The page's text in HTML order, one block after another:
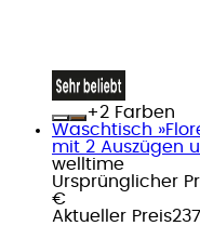
+
Farben
Waschtisch
mit 2 Auszügen
welltime
Ursprünglicher
€
Aktueller Preis